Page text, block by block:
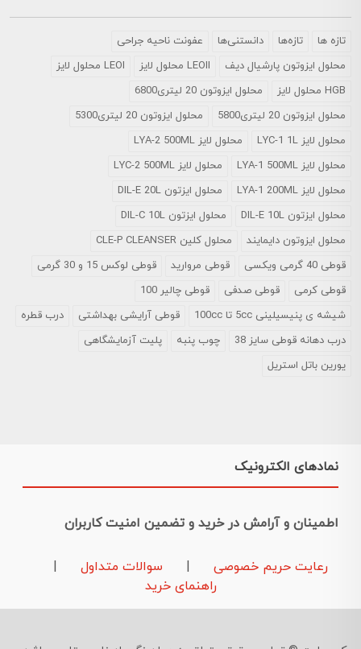
تازه ها تازه‌ها دانستنی‌ها
عفونت ناحیه جراحی
محلول ايزوتون پارشيال ديف
LEOII محلول لایز
LEOI محلول لایز
HGB محلول لایز
محلول ایزوتون 20 لیتری6800
محلول ایزوتون 20 لیتری5800
محلول ایزوتون 20 لیتری5300
محلول لایز LYC-1 1L
محلول لایز LYA-2 500ML
محلول لایز LYA-1 500ML
محلول لایز LYC-2 500ML
محلول لایز LYA-1 200ML
محلول ایزتون DIL-E 20L
محلول ایزتون DIL-E 10L
محلول ایزتون DIL-C 10L
محلول ایزوتون دایمایند
محلول کلین CLE-P CLEANSER
قوطی 40 گرمی ویکسی
قوطی مروارید
قوطی لوکس 15 و 30 گرمی
قوطی کرمی
قوطی صدفی
قوطی چالیر 100
شیشه ی پنیسیلینی 5cc تا 100cc
قوطی آرایشی بهداشتی
درب قطره
درب دهانه قوطی سایز 38
چوب پنبه
پلیت آزمایشگاهی
یورین باتل استریل
نمادهای الکترونیک
اطمینان و آرامش در خرید و تضمین امنیت کاربران
رعایت حریم خصوصی سوالات متداول
راهنمای خرید